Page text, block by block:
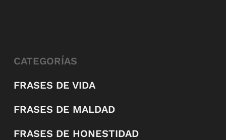
CATEGORÍAS
FRASES DE VIDA
FRASES DE MALDAD
FRASES DE HONESTIDAD